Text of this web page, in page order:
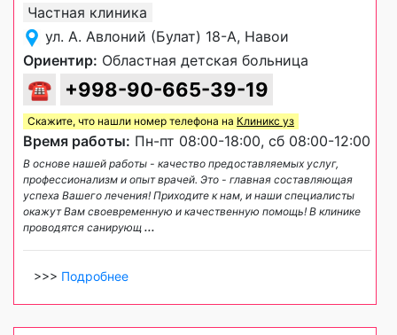
Частная клиника
ул. А. Авлоний (Булат) 18-А, Навои
Ориентир: Областная детская больница
☎ +998-90-665-39-19
Скажите, что нашли номер телефона на Клиникс уз
Время работы: Пн-пт 08:00-18:00, сб 08:00-12:00
В основе нашей работы - качество предоставляемых услуг,
профессионализм и опыт врачей. Это - главная составляющая
успеха Вашего лечения! Приходите к нам, и наши специалисты
окажут Вам своевременную и качественную помощь! В клинике
проводятся санирующ ...
>>> Подробнее